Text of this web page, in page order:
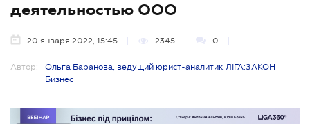
деятельностью ООО
20 января 2022, 15:45 2345 0
Автор:
Ольга Баранова, ведущий юрист-аналитик ЛІГА:ЗАКОН
Бизнес